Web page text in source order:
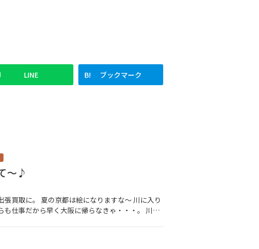
LINE ブックマーク
～♪
張買取に。 夏の京都は絵になりますな～ 川に入り
も仕事だから早く大阪に帰らなきゃ・・・。 川に